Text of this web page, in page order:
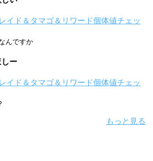
イド＆タマゴ＆リワード個体値チェッ
んですか
しー
イド＆タマゴ＆リワード個体値チェッ
もっと見る